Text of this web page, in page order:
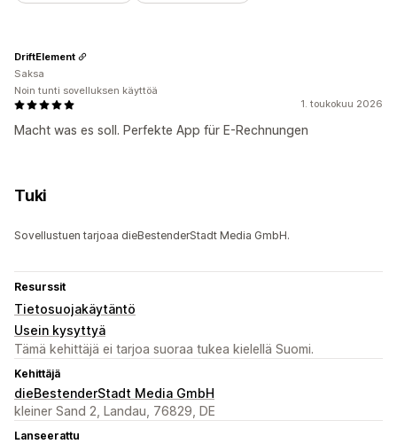
1. toukokuu 2026
Macht was es soll. Perfekte App für E-Rechnungen
DriftElement
Saksa
Noin tunti sovelluksen käyttöä
Tuki
Sovellustuen tarjoaa dieBestenderStadt Media GmbH.
Resurssit
Tietosuojakäytäntö
Usein kysyttyä
Tämä kehittäjä ei tarjoa suoraa tukea kielellä Suomi.
Kehittäjä
dieBestenderStadt Media GmbH
kleiner Sand 2, Landau, 76829, DE
Lanseerattu